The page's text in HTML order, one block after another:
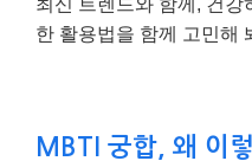
최신 트렌드와 함께, 건강
한 활용법을 함께 고민해
MBTI 궁합, 왜 이